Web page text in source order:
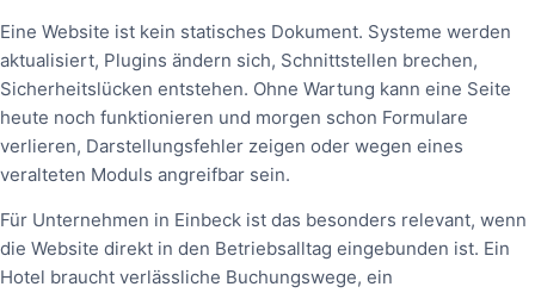
Eine Website ist kein statisches Dokument. Systeme werden
aktualisiert, Plugins ändern sich, Schnittstellen brechen,
Sicherheitslücken entstehen. Ohne Wartung kann eine Seite
heute noch funktionieren und morgen schon Formulare
verlieren, Darstellungsfehler zeigen oder wegen eines
veralteten Moduls angreifbar sein.
Für Unternehmen in Einbeck ist das besonders relevant, wenn
die Website direkt in den Betriebsalltag eingebunden ist. Ein
Hotel braucht verlässliche Buchungswege, ein